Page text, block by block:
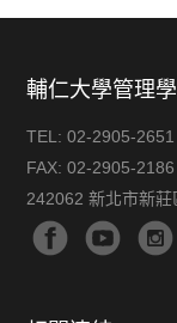
輔仁大學管理
TEL:02-2905-2651
FAX:02-2905-2186
242062 新北市新